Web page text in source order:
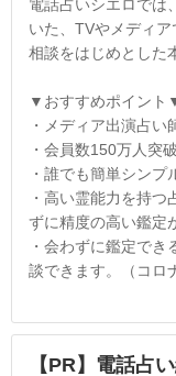
電話占いシエロでは
いた、TVやメディ
相談をはじめとした
▼おすすめポイント
・メディア出演占い
・会員数150万人突破
・誰でも簡単シンプ
・高い霊能力を持
ずに精度の高い鑑定
・会わずに鑑定で
談できます。（コロ
【PR】電話占